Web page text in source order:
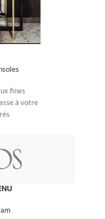
fines
à votre